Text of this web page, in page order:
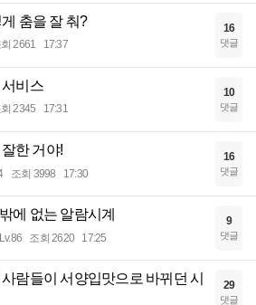
춤을 잘 춰?
2661 17:37
16
댓글
비스
2345 17:31
10
댓글
한 거야!
조회 3998 17:30
16
댓글
에 없는 알람시계
Lv.86 조회 2620 17:25
9
댓글
람들이 서양입맛으로 바뀌던 시
29
댓글